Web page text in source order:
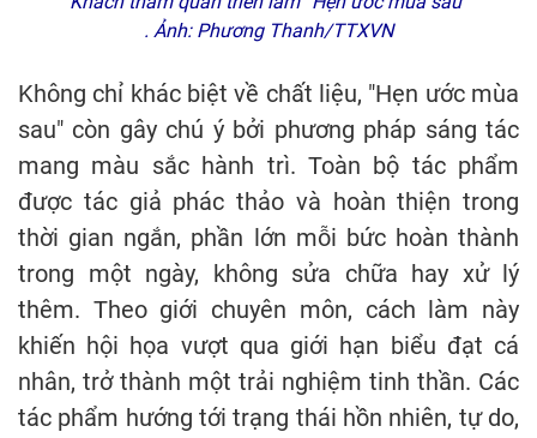
. Ảnh: Phương Thanh/TTXVN
Không chỉ khác biệt về chất liệu, "Hẹn ước mùa
sau" còn gây chú ý bởi phương pháp sáng tác
mang màu sắc hành trì. Toàn bộ tác phẩm
được tác giả phác thảo và hoàn thiện trong
thời gian ngắn, phần lớn mỗi bức hoàn thành
trong một ngày, không sửa chữa hay xử lý
thêm. Theo giới chuyên môn, cách làm này
khiến hội họa vượt qua giới hạn biểu đạt cá
nhân, trở thành một trải nghiệm tinh thần. Các
tác phẩm hướng tới trạng thái hồn nhiên, tự do,